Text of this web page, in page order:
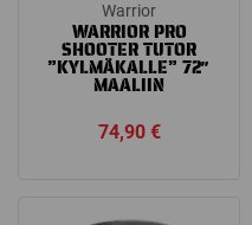
Warrior
WARRIOR PRO
SHOOTER TUTOR
”KYLMÄKALLE” 72″
MAALIIN
74,90 €